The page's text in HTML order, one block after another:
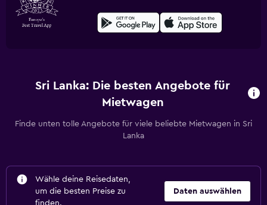
Sri Lanka: Die besten Angebote für
Mietwagen
Finde unten tolle Angebote für viele beliebte Mietwagen in Sri
Lanka
Wähle deine Reisedaten,
um die besten Preise zu
finden.
Daten auswählen